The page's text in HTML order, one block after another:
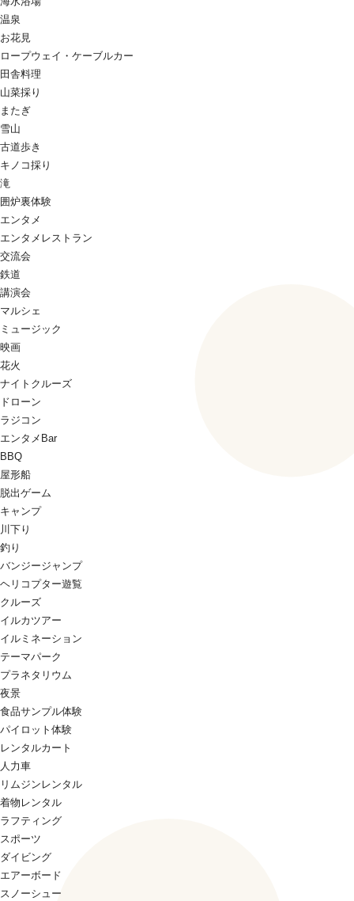
温泉
お花見
ロープウェイ・ケーブルカー
田舎料理
山菜採り
またぎ
雪山
古道歩き
キノコ採り
滝
囲炉裏体験
エンタメ
エンタメレストラン
交流会
鉄道
講演会
マルシェ
ミュージック
映画
花火
ナイトクルーズ
ドローン
ラジコン
エンタメBar
BBQ
屋形船
脱出ゲーム
キャンプ
川下り
釣り
バンジージャンプ
ヘリコプター遊覧
クルーズ
イルカツアー
イルミネーション
テーマパーク
プラネタリウム
夜景
食品サンプル体験
パイロット体験
レンタルカート
人力車
リムジンレンタル
着物レンタル
ラフティング
スポーツ
ダイビング
エアーボード
スノーシュー